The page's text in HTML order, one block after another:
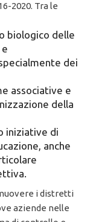
2020. Tra le
biologico delle
dei
associative e
della
iniziative di
anche
i distretti
aziende nelle